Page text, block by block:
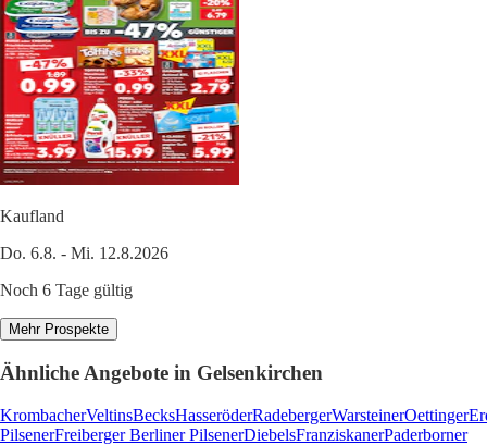
Kaufland
Do. 6.8. - Mi. 12.8.2026
Noch 6 Tage gültig
Mehr Prospekte
Ähnliche Angebote in Gelsenkirchen
KrombacherVeltinsBecksHasseröderRadebergerWarsteinerOettinger
PilsenerFreibergerBerliner PilsenerDiebelsFranziskanerPaderborner